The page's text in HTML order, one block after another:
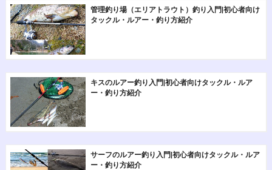
管理釣り場（エリアトラウト）釣り入門|初心者向け
タックル・ルアー・釣り方紹介
キスのルアー釣り入門|初心者向けタックル・ルア
ー・釣り方紹介
サーフのルアー釣り入門|初心者向けタックル・ルア
ー・釣り方紹介